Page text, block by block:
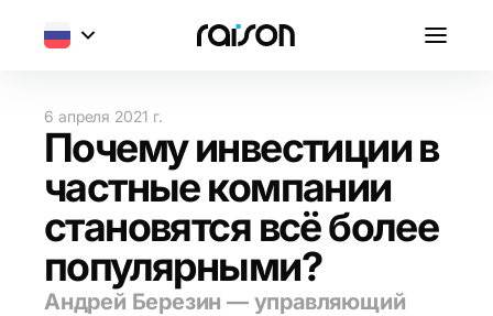
6 апреля 2021 г.
Почему инвестиции в
частные компании
становятся всё более
популярными?
Андрей Березин — управляющий